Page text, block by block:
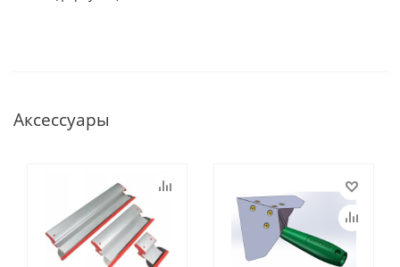
Аксессуары